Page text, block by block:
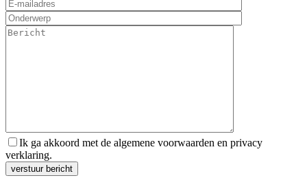
Ik ga akkoord met de algemene voorwaarden en privacy
verklaring.
Gelieve dit veld leeg te laten.